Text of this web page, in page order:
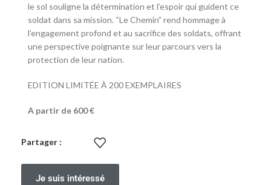
le sol souligne la détermination et l’espoir qui guident ce
soldat dans sa mission. “Le Chemin” rend hommage à
l’engagement profond et au sacrifice des soldats, offrant
une perspective poignante sur leur parcours vers la
protection de leur nation.
EDITION LIMITÉE À 200 EXEMPLAIRES
A partir de 600 €
Partager :
Je suis intéressé